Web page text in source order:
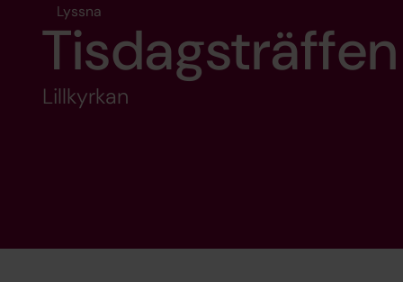
Lyssna
Tisdagsträffen
Lillkyrkan